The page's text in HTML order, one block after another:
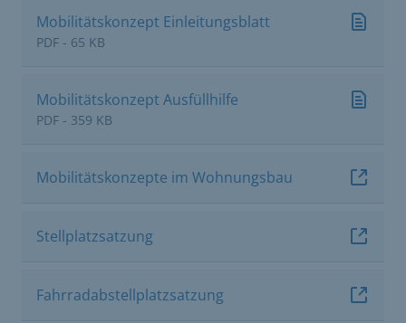
Mobilitätskonzept Einleitungsblatt
PDF - 65 KB
Mobilitätskonzept Ausfüllhilfe
PDF - 359 KB
Mobilitätskonzepte im Wohnungsbau
Stellplatzsatzung
Fahrradabstellplatzsatzung